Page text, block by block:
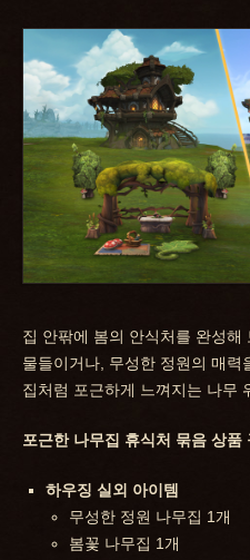
집 안팎에 봄의 안식처를 완성
물들이거나, 무성한 정원의 매력
집처럼 포근하게 느껴지는 나무
포근한 나무집 휴식처 묶음 상품
하우징 실외 아이템
무성한 정원 나무집 1개
봄꽃 나무집 1개